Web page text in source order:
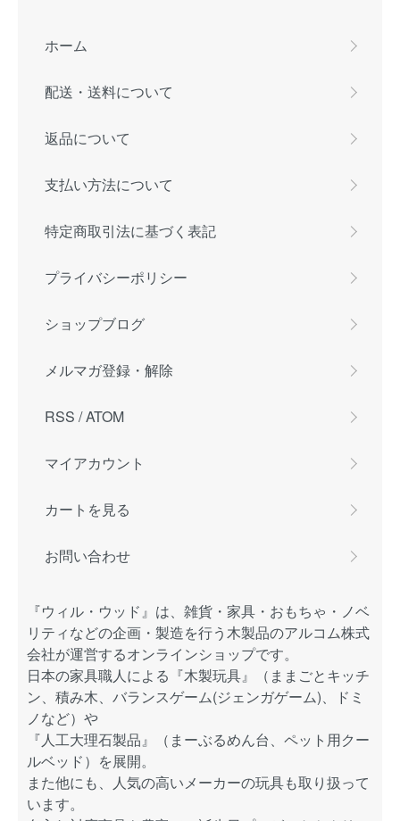
ホーム
配送・送料について
返品について
支払い方法について
特定商取引法に基づく表記
プライバシーポリシー
ショップブログ
メルマガ登録・解除
RSS /ATOM
マイアカウント
カートを見る
お問い合わせ
『ウィル・ウッド』は、雑貨・家具・おもちゃ・ノベ
リティなどの企画・製造を行う木製品のアルコム株式
会社が運営するオンラインショップです。
日本の家具職人による『木製玩具』（ままごとキッチ
ン、積み木、バランスゲーム(ジェンガゲーム)、ドミ
ノなど）や
『人工大理石製品』（まーぶるめん台、ペット用クー
ルベッド）を展開。
また他にも、人気の高いメーカーの玩具も取り扱って
います。